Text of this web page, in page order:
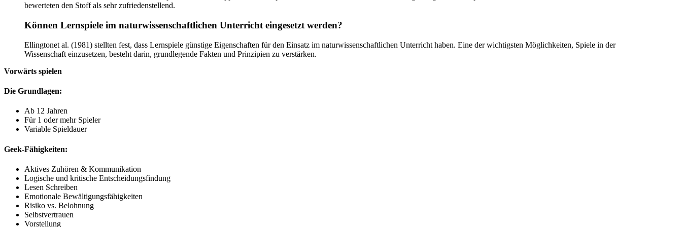
bewerteten den Stoff als sehr zufriedenstellend.
Können Lernspiele im naturwissenschaftlichen Unterricht eingesetzt werden?
Ellingtonet al. (1981) stellten fest, dass Lernspiele günstige Eigenschaften für den Einsatz im naturwissenschaftlichen Unterricht haben. Eine der wichtigsten Möglichkeiten, Spiele in der
Wissenschaft einzusetzen, besteht darin, grundlegende Fakten und Prinzipien zu verstärken.
Vorwärts spielen
Die Grundlagen:
Ab 12 Jahren
Für 1 oder mehr Spieler
Variable Spieldauer
Geek-Fähigkeiten:
Aktives Zuhören & Kommunikation
Logische und kritische Entscheidungsfindung
Lesen Schreiben
Emotionale Bewältigungsfähigkeiten
Risiko vs. Belohnung
Selbstvertrauen
Vorstellung